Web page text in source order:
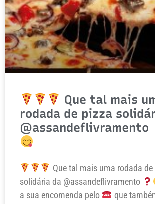
Que tal mais
rodada de pizza
@assandeflivramento
Que tal mais uma rodada
solidária da @assandeflivramento
a sua encomenda pelo
que